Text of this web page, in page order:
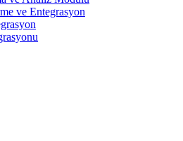
ve Entegrasyon